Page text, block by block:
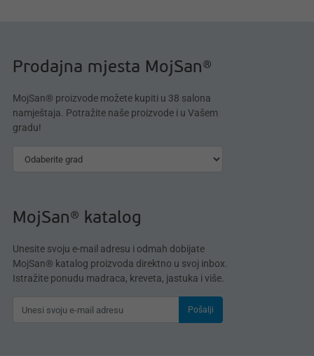
Prodajna mjesta MojSan®
MojSan® proizvode možete kupiti u 38 salona
namještaja. Potražite naše proizvode i u Vašem
gradu!
MojSan® katalog
Unesite svoju e-mail adresu i odmah dobijate
MojSan® katalog proizvoda direktno u svoj inbox.
Istražite ponudu madraca, kreveta, jastuka i više.
Pošalji